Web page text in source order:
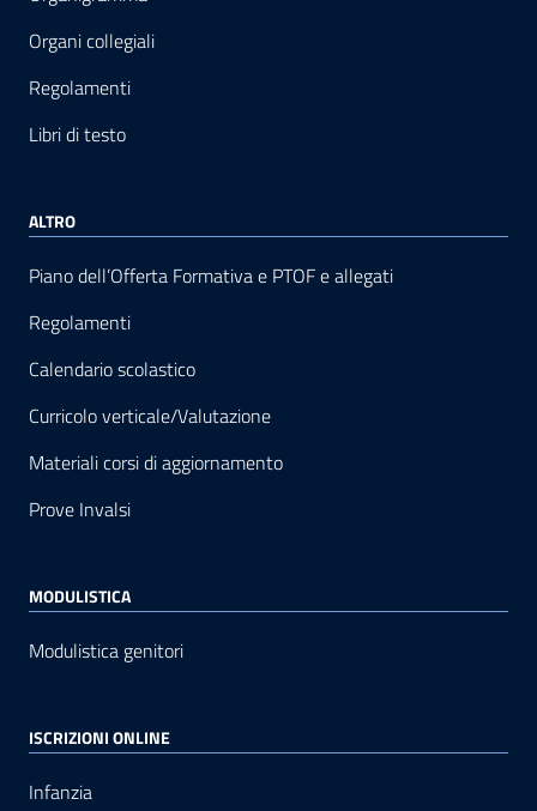
Organi collegiali
Regolamenti
Libri di testo
ALTRO
Piano dell’Offerta Formativa e PTOF e allegati
Regolamenti
Calendario scolastico
Curricolo verticale/Valutazione
Materiali corsi di aggiornamento
Prove Invalsi
MODULISTICA
Modulistica genitori
ISCRIZIONI ONLINE
Infanzia